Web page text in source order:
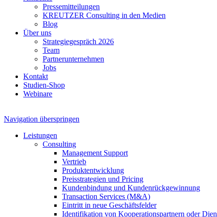
Pressemitteilungen
KREUTZER Consulting in den Medien
Blog
Über uns
Strategiegespräch 2026
Team
Partnerunternehmen
Jobs
Kontakt
Studien-Shop
Webinare
Navigation überspringen
Leistungen
Consulting
Management Support
Vertrieb
Produktentwicklung
Preisstrategien und Pricing
Kundenbindung und Kundenrückgewinnung
Transaction Services (M&A)
Eintritt in neue Geschäftsfelder
Identifikation von Kooperationspartnern oder